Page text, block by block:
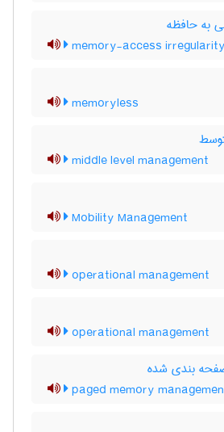
به حافظه
memory-access irregularity
memoryless
middle level management
Mobility Management
operational management
operational management
بندی شده
paged memory